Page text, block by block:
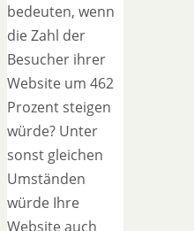
bedeuten, wenn
die Zahl der
Besucher ihrer
Website um 462
Prozent steigen
würde? Unter
sonst gleichen
Umständen
würde Ihre
Website auch